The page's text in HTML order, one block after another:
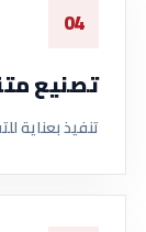
04
تصنيع
تنفيذ بعناية